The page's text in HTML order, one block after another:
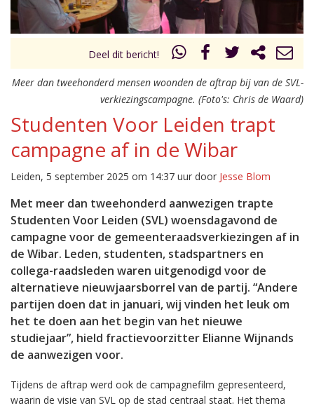
Deel dit bericht!
Meer dan tweehonderd mensen woonden de aftrap bij van de SVL-
verkiezingscampagne. (Foto's: Chris de Waard)
Studenten Voor Leiden trapt
campagne af in de Wibar
Leiden, 5 september 2025 om 14:37 uur door Jesse Blom
Met meer dan tweehonderd aanwezigen trapte
Studenten Voor Leiden (SVL) woensdagavond de
campagne voor de gemeenteraadsverkiezingen af in
de Wibar. Leden, studenten, stadspartners en
collega-raadsleden waren uitgenodigd voor de
alternatieve nieuwjaarsborrel van de partij. “Andere
partijen doen dat in januari, wij vinden het leuk om
het te doen aan het begin van het nieuwe
studiejaar”, hield fractievoorzitter Elianne Wijnands
de aanwezigen voor.
Tijdens de aftrap werd ook de campagnefilm gepresenteerd,
waarin de visie van SVL op de stad centraal staat. Het thema